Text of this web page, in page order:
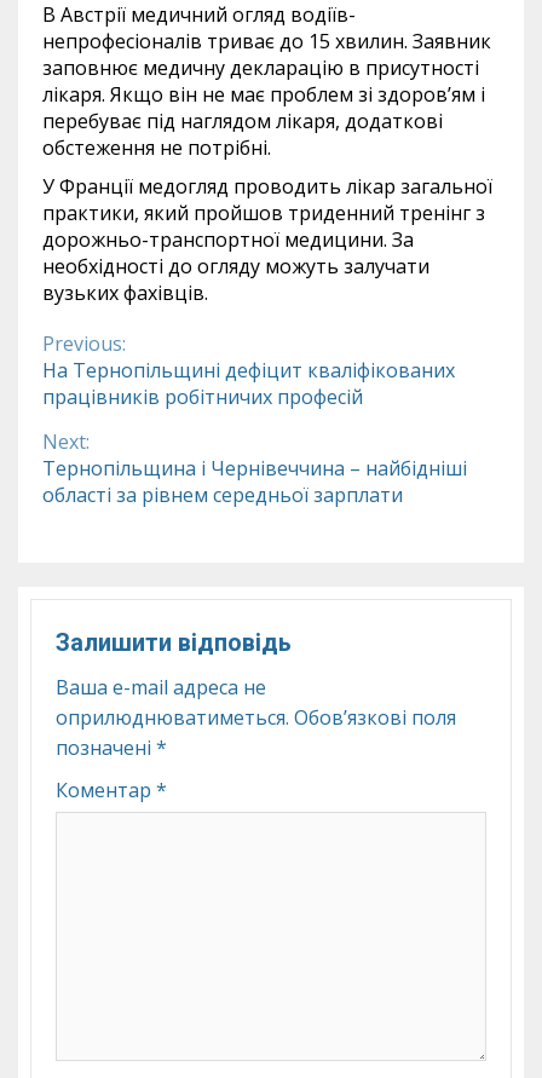
В Австрії медичний огляд водіїв-
непрофесіоналів триває до 15 хвилин. Заявник
заповнює медичну декларацію в присутності
лікаря. Якщо він не має проблем зі здоров’ям і
перебуває під наглядом лікаря, додаткові
обстеження не потрібні.
У Франції медогляд проводить лікар загальної
практики, який пройшов триденний тренінг з
дорожньо-транспортної медицини. За
необхідності до огляду можуть залучати
вузьких фахівців.
Continue
Reading
Previous:
На Тернопільщині дефіцит кваліфікованих
працівників робітничих професій
Next:
Тернопільщина і Чернівеччина – найбідніші
області за рівнем середньої зарплати
Залишити відповідь
Ваша e-mail адреса не
оприлюднюватиметься. Обов’язкові поля
позначені *
Коментар *